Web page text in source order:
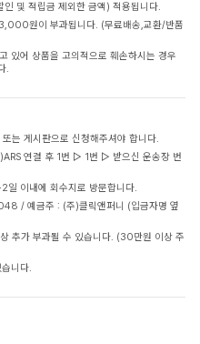
및 적립금 제외한 금액) 적용됩니다.
원이 부과됩니다. (무료배송,교환/반품
있어 상품을 고의적으로 훼손하시는 경우
.
는 게시판으로 신청해주셔야 합니다.
연결 후 1번 ▷ 1번 ▷ 받으신 운송장 번
일 이내에 회수지로 방문합니다.
/ 예금주 : (주)클릭앤퍼니 (입금자명 옆
추가 부과될 수 있습니다. (30만원 이상 주
니다.